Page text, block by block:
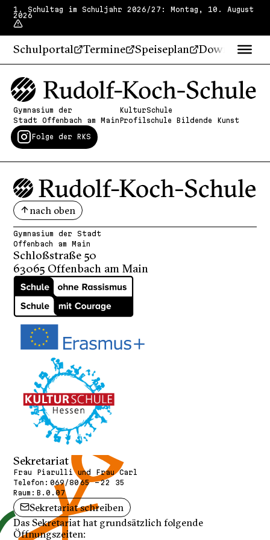
1. Schultag im Schuljahr 2026/27: Montag, 10. August
2026
Schulportal Termine Speiseplan Downloads
Gymnasium der
Stadt Offenbach am Main
KulturSchule
Profilschule Bildende Kunst
Folge der RKS
nach oben
Gymnasium der Stadt
Offenbach am Main
Schloßstraße 50
63065 Offenbach am Main
Sekretariat
Frau Piarulli und Frau Carl
Telefon: 069/80 65 - 22 35
Raum: B.0.07
Sekretariat schreiben
Das Sekretariat hat grundsätzlich folgende
Öffnungszeiten: